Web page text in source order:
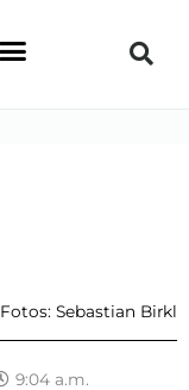
Fotos: Sebastian Birkl
9:04 a.m.